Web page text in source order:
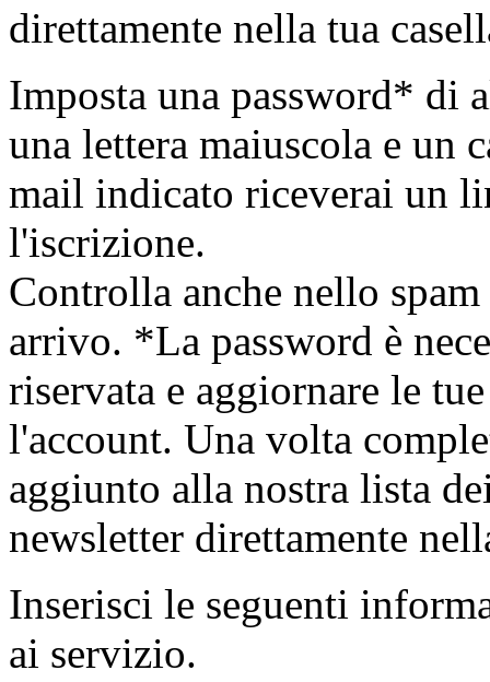
direttamente nella tua
Imposta una password* di
una lettera maiuscola e un
mail indicato riceverai un
l'iscrizione.
Controlla anche nello
arrivo. *La password è
riservata e aggiornare le
l'account. Una volta
aggiunto alla nostra lista
newsletter direttamente
Inserisci le seguenti
ai servizio.